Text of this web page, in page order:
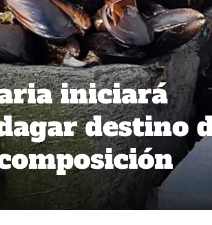
iniciará
destino